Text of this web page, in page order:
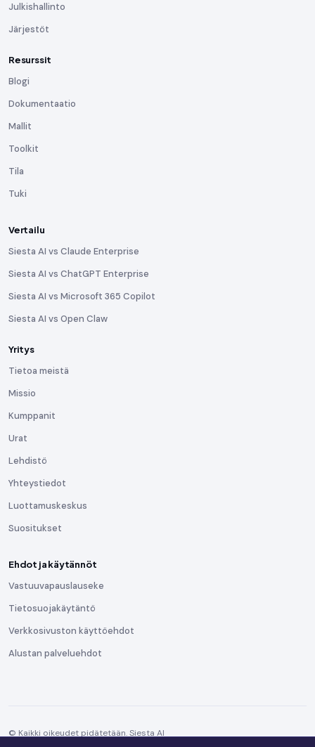
Julkishallinto
Järjestöt
Resurssit
Blogi
Dokumentaatio
Mallit
Toolkit
Tila
Tuki
Vertailu
Siesta AI vs Claude Enterprise
Siesta AI vs ChatGPT Enterprise
Siesta AI vs Microsoft 365 Copilot
Siesta AI vs Open Claw
Yritys
Tietoa meistä
Missio
Kumppanit
Urat
Lehdistö
Yhteystiedot
Luottamuskeskus
Suositukset
Ehdot ja käytännöt
Vastuuvapauslauseke
Tietosuojakäytäntö
Verkkosivuston käyttöehdot
Alustan palveluehdot
© Kaikki oikeudet pidätetään. Siesta AI